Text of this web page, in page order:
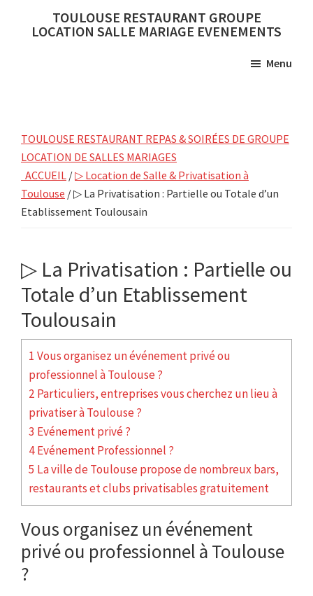
TOULOUSE RESTAURANT GROUPE
LOCATION SALLE MARIAGE EVENEMENTS
Menu
TOULOUSE RESTAURANT REPAS & SOIRÉES DE GROUPE
LOCATION DE SALLES MARIAGES
ACCUEIL /▷ Location de Salle & Privatisation à
Toulouse / ▷ La Privatisation : Partielle ou Totale d’un
Etablissement Toulousain
▷ La Privatisation : Partielle ou
Totale d’un Etablissement
Toulousain
1 Vous organisez un événement privé ou
professionnel à Toulouse ?
2 Particuliers, entreprises vous cherchez un lieu à
privatiser à Toulouse ?
3 Evénement privé ?
4 Evénement Professionnel ?
5 La ville de Toulouse propose de nombreux bars,
restaurants et clubs privatisables gratuitement
Vous organisez un événement
privé ou professionnel à Toulouse
?